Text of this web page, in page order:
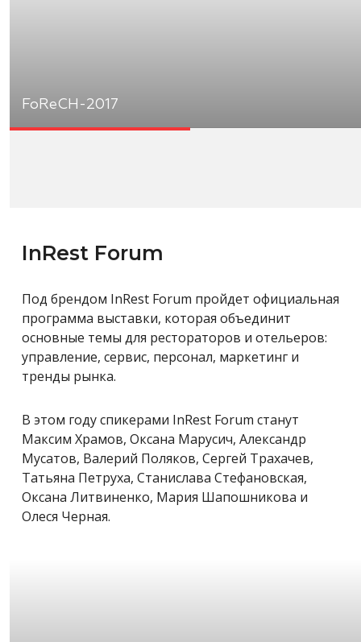
FoReCH-2017
InRest Forum
Под брендом InRest Forum пройдет официальная
программа выставки, которая объединит
основные темы для рестораторов и отельеров:
управление, сервис, персонал, маркетинг и
тренды рынка.
В этом году спикерами InRest Forum станут
Максим Храмов, Оксана Марусич, Александр
Мусатов, Валерий Поляков, Сергей Трахачев,
Татьяна Петруха, Станислава Стефановская,
Оксана Литвиненко, Мария Шапошникова и
Олеся Черная.